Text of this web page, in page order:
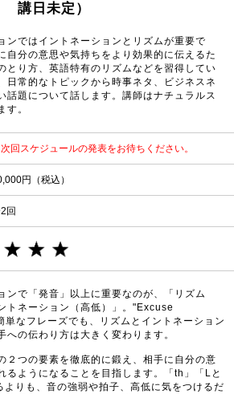
講日未定）
ンではイントネーションとリズムが重要で
自分の意思や気持ちをより効果的に伝えるた
とり方、英語特有のリズムなどを習得してい
日常的なトピックから時事ネタ、ビジネスネ
話題について話します。講師はナチュラルス
す。
回スケジュールの発表をお待ちください。
円（税込）
回
ンで「発音」以上に重要なのが、「リズム
トネーション（高低）」。"Excuse
なフレーズでも、リズムとイントネーション
への伝わり方は大きく変わります。
２つの要素を徹底的に鍛え、相手に自分の意
るようになることを目指します。「th」「Lと
よりも、音の強弱や拍子、高低に気をつけるだ